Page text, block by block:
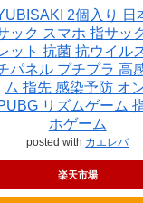
2個入り 日
ック スマホ 指サッ
ット 抗菌 抗ウイル
パネル プチプラ 高
ム 指先 感染予防 オ
リズムゲーム
ホゲーム
posted with カエレバ
楽天市場